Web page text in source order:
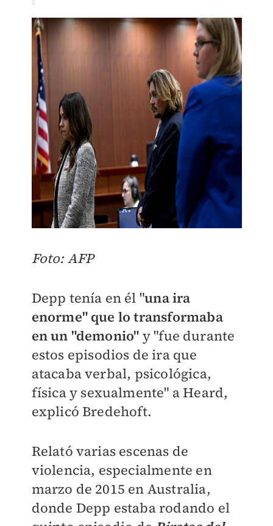
Foto: AFP
Depp tenía en él "una ira
enorme" que lo transformaba
en un "demonio" y "fue durante
estos episodios de ira que
atacaba verbal, psicológica,
física y sexualmente" a Heard,
explicó Bredehoft.
Relató varias escenas de
violencia, especialmente en
marzo de 2015 en Australia,
donde Depp estaba rodando el